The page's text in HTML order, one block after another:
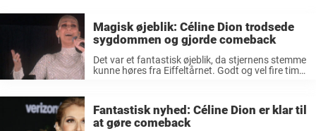
Magisk øjeblik: Céline Dion trodsede
sygdommen og gjorde comeback
Det var et fantastisk øjeblik, da stjernens stemme
kunne høres fra Eiffeltårnet. Godt og vel fire timer
Fantastisk nyhed: Céline Dion er klar til
at gøre comeback